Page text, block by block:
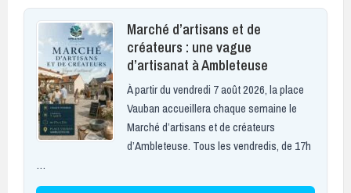
Marché d’artisans et de
créateurs : une vague
d’artisanat à Ambleteuse
À partir du vendredi 7 août 2026, la place
Vauban accueillera chaque semaine le
Marché d’artisans et de créateurs
d’Ambleteuse. Tous les vendredis, de 17h
…